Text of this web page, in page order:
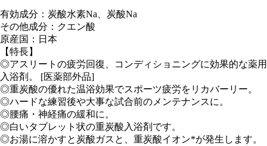
有効成分：炭酸水素Na、炭酸Na
その他成分：クエン酸
原産国：日本
【特長】
◎アスリートの疲労回復、コンディショニングに効果的な薬用
入浴剤。 [医薬部外品]
◎重炭酸の優れた温浴効果でスポーツ疲労をリカバーリー。
◎ハードな練習後や大事な試合前のメンテナンスに。
◎腰痛・神経痛の緩和に。
◎白いタブレット状の重炭酸入浴剤です。
◎お湯に溶かすと炭酸ガスと、重炭酸イオン*が発生します。